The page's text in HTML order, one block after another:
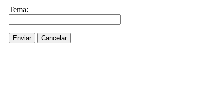
Tema:
Enviar Cancelar